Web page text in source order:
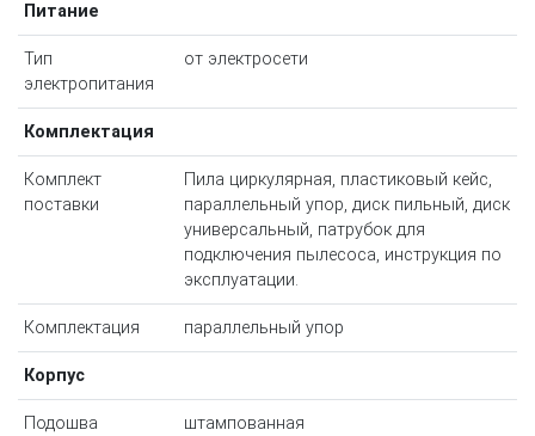
Питание
Тип
электропитания
от электросети
Комплектация
Комплект
поставки
Пила циркулярная, пластиковый кейс,
параллельный упор, диск пильный, диск
универсальный, патрубок для
подключения пылесоса, инструкция по
эксплуатации.
Комплектация параллельный упор
Корпус
Подошва штампованная